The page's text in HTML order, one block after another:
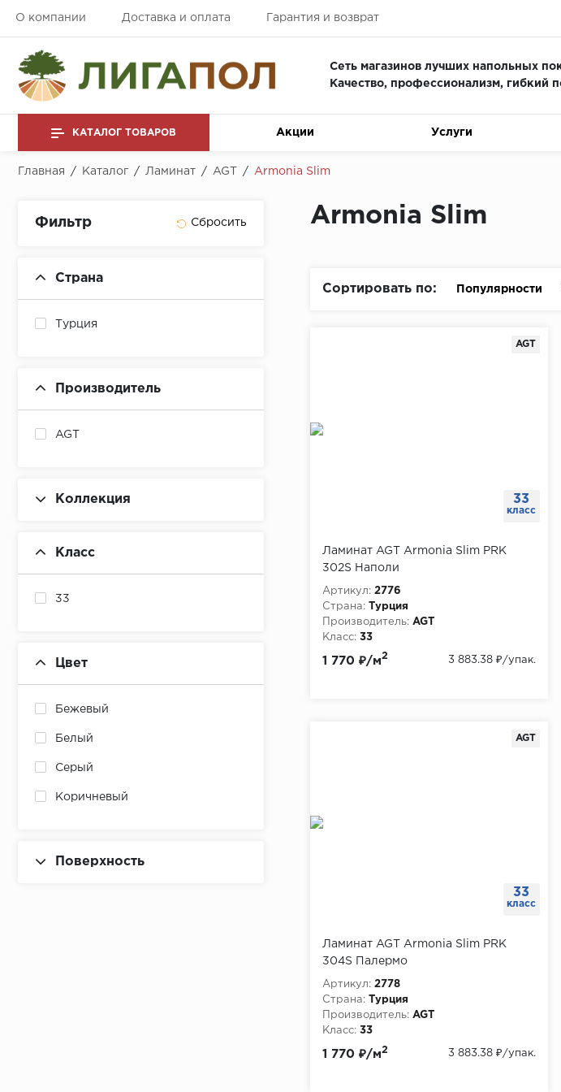
О компании Доставка и оплата Гарантия и возврат
Сеть магазинов лучших напольных
Качество, профессионализм, гибкий
КАТАЛОГ ТОВАРОВ Акции Услуги
Главная / Каталог / Ламинат / AGT / Armonia Slim
Фильтр
Страна
Турция
Производитель
AGT
Коллекция
Класс
33
Цвет
Бежевый
Белый
Серый
Коричневый
Поверхность
Armonia Slim
Сортировать по: Популярности
33
класс
AGT
Ламинат AGT Armonia Slim PRK
302S Наполи
Артикул: 2776
Страна:
Турция
Производитель: AGT
Класс: 33
Толщина, мм:
1 770 ₽/м2 3 883.38 ₽/упак.
33
класс
AGT
Ламинат AGT Armonia Slim PRK
304S Палермо
Артикул: 2778
Страна:
Турция
Производитель: AGT
Класс: 33
Толщина, мм:
1 770 ₽/м2 3 883.38 ₽/упак.